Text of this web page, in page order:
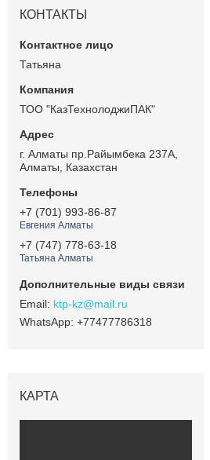
КОНТАКТЫ
Татьяна
ТОО "КазТехнолоджиПАК"
г. Алматы пр.Райымбека 237А,
Алматы, Казахстан
+7 (701) 993-86-87
Евгения Алматы
+7 (747) 778-63-18
Татьяна Алматы
ktp-kz@mail.ru
+77477786318
КАРТА